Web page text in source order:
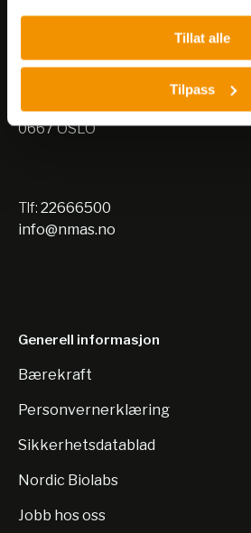
Tillat alle
Tilpass
Besøksadresse:
0667 OSLO
Nils Hansens vei 10
0667 OSLO
Tlf: 22666500
info@nmas.no
Generell informasjon
Bærekraft
Personvernerklæring
Sikkerhetsdatablad
Nordic Biolabs
Jobb hos oss